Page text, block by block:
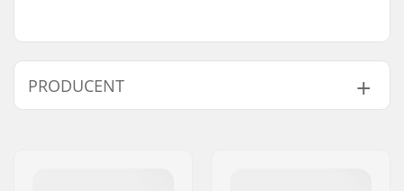
PRODUCENT